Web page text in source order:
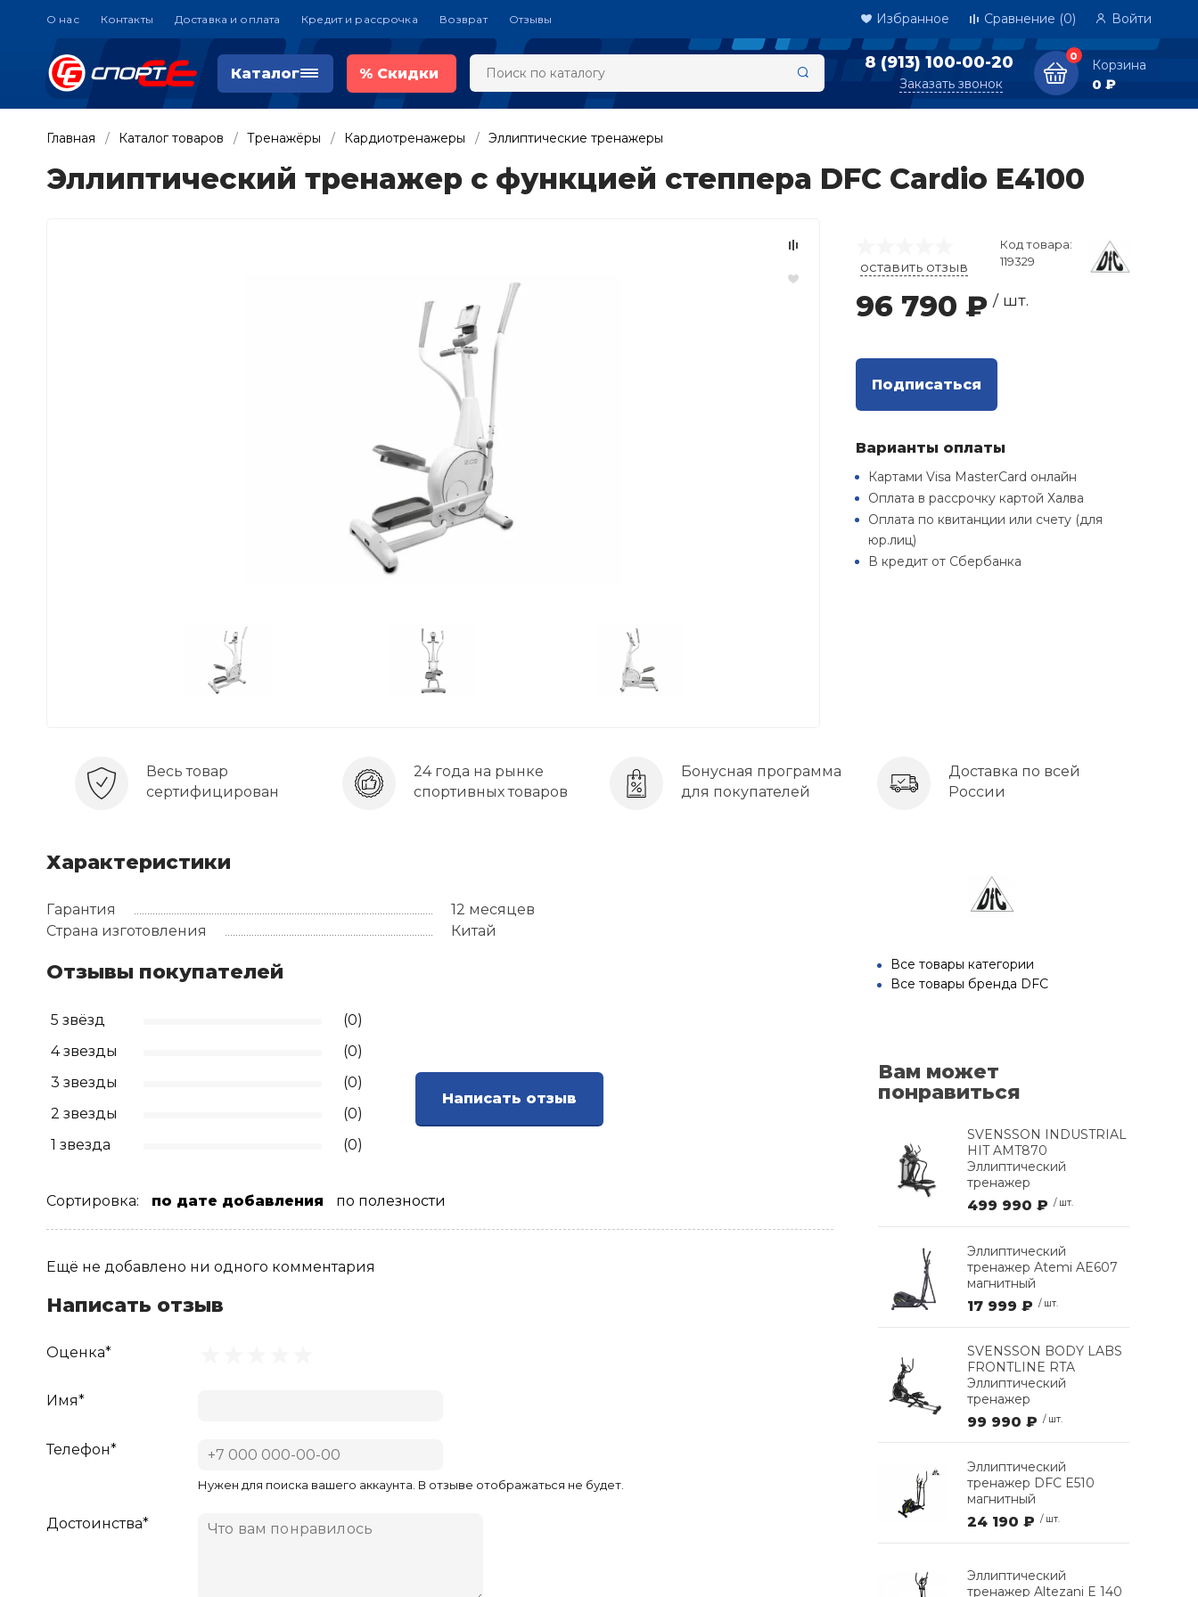
О нас Контакты Доставка и оплата Кредит и рассрочка Возврат Отзывы Избранное Сравнение (0) Войти
Каталог % Скидки
8 (913) 100-00-20
Заказать звонок
0
Корзина
0 ₽
Главная Каталог товаров Тренажёры Кардиотренажеры Эллиптические тренажеры
Эллиптический тренажер c функцией степпера DFC Cardio E4100
оставить отзыв
Код товара:
119329
96 790 ₽ / шт.
Подписаться
Варианты оплаты
Картами Visa MasterCard онлайн
Оплата в рассрочку картой Халва
Оплата по квитанции или счету (для
юр.лиц)
В кредит от Сбербанка
Весь товар
сертифицирован
24 года на рынке
спортивных товаров
Бонусная программа
для покупателей
Доставка по всей
России
Характеристики
Гарантия
12 месяцев
Страна изготовления
Китай
Отзывы покупателей
5 звёзд
(0)
4 звезды
(0)
3 звезды
(0)
2 звезды
(0)
1 звезда
(0)
Написать отзыв
Сортировка: по дате добавления по полезности
Ещё не добавлено ни одного комментария
Написать отзыв
Оценка*
Имя*
Телефон*
Нужен для поиска вашего аккаунта. В отзыве отображаться не будет.
Достоинства*
Все товары категории
Все товары бренда DFC
Вам может
понравиться
SVENSSON INDUSTRIAL
HIT AMT870
Эллиптический
тренажер
499 990 ₽ / шт.
Эллиптический
тренажер Atemi AE607
магнитный
17 999 ₽ / шт.
SVENSSON BODY LABS
FRONTLINE RTA
Эллиптический
тренажер
99 990 ₽ / шт.
Эллиптический
тренажер DFC E510
магнитный
24 190 ₽ / шт.
Эллиптический
тренажер Altezani E 140